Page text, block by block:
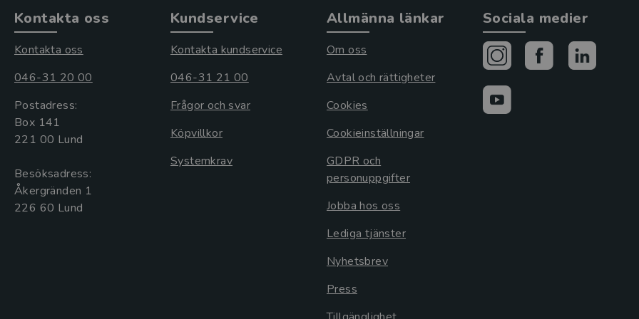
Kontakta oss
Kontakta oss
046-31 20 00
Postadress:
Box 141
221 00 Lund
Besöksadress:
Åkergränden 1
Kundservice
Kontakta kundservice
046-31 21 00
Frågor och svar
Köpvillkor
Systemkrav
Allmänna länkar
Om oss
Avtal och rättigheter
Cookies
Cookieinställningar
GDPR och
personuppgifter
Jobba hos oss
Lediga tjänster
Nyhetsbrev
Press
Sociala medier